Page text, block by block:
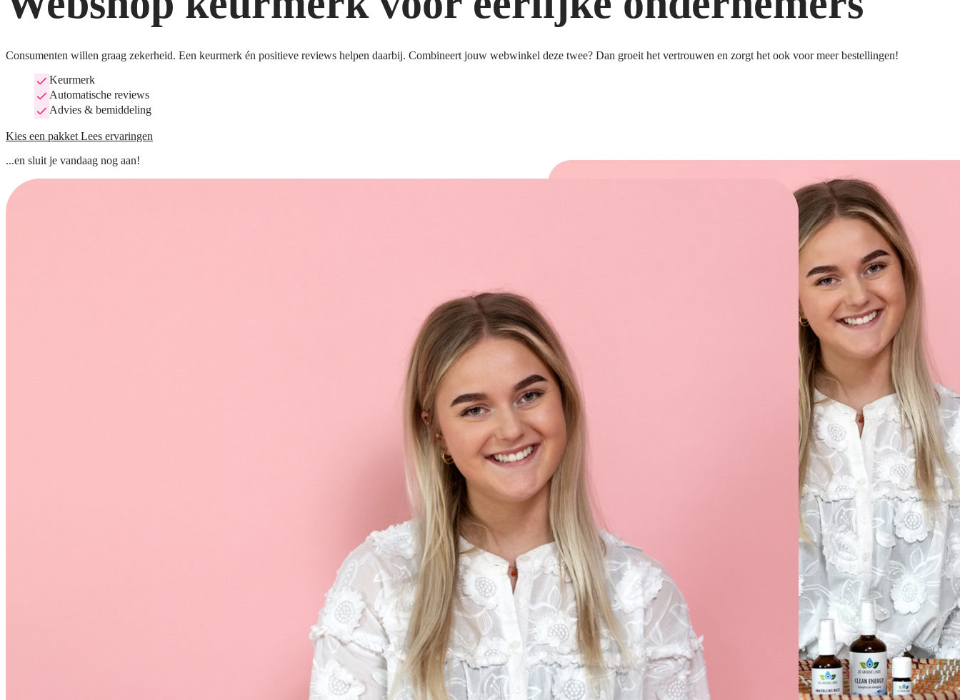
Consumenten willen graag zekerheid. Een keurmerk én positieve reviews helpen daarbij. Combineert jouw webwinkel deze twee? Dan groeit het vertrouwen en zorgt het ook voor meer bestellingen!
Keurmerk
Automatische reviews
Advies & bemiddeling
Kies een pakket Lees ervaringen
...en sluit je vandaag nog aan!